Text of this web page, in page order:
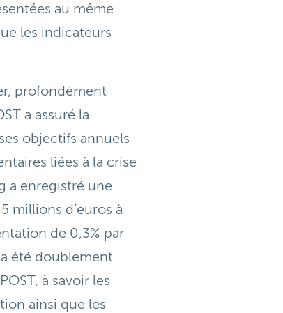
au même
les indicateurs
profondément
a assuré la
objectifs annuels
liées à la crise
a enregistré une
millions d’euros à
de 0,3% par
été doublement
à savoir les
ainsi que les